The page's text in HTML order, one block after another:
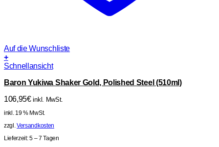
Auf die Wunschliste
+
Schnellansicht
Baron Yukiwa Shaker Gold, Polished Steel (510ml)
106,95€ inkl. MwSt.
inkl. 19 % MwSt.
zzgl.Versandkosten
Lieferzeit:5 – 7 Tagen